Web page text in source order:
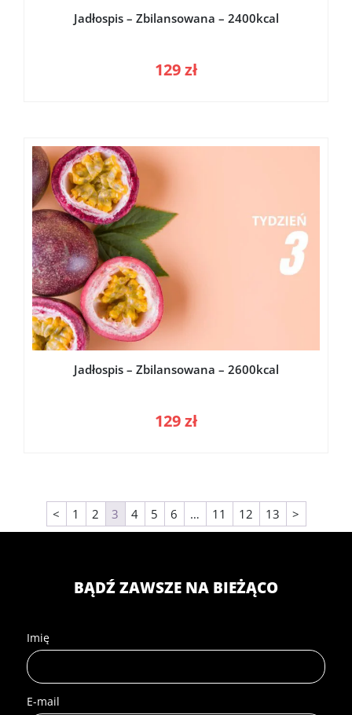
Jadłospis – Zbilansowana – 2400kcal
129zł
Jadłospis – Zbilansowana – 2600kcal
129zł
< 1 2 3 4 5 6 … 11 12 13 >
BĄDŹ ZAWSZE NA BIEŻĄCO
Imię
E-mail